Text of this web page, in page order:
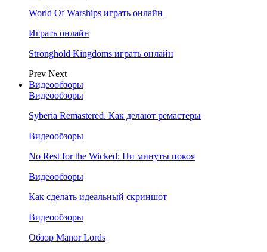
World Of Warships играть онлайн
Играть онлайн
Stronghold Kingdoms играть онлайн
Prev Next
Видеообзоры
Видеообзоры
Syberia Remastered. Как делают ремастеры
Видеообзоры
No Rest for the Wicked: Ни минуты покоя
Видеообзоры
Как сделать идеальный скриншот
Видеообзоры
Обзор Manor Lords